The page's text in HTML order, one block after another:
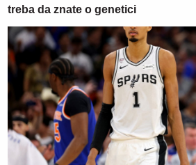
treba da znate o genetici